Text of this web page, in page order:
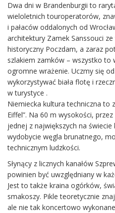
Dwa dni w Brandenburgii to
wieloletnich touroperatorów,
i pałaców oddalonych od
architektury Zamek Sanssouci
historyczny Poczdam, a zaraz
szlakiem zamków – wszystko to
ogromne wrażenie. Uczmy się
wykorzystywać biała flotę i
w turystyce .
Niemiecka kultura techniczna to
Eiffel”. Na 60 m wysokości,
jednej z największych na
wydobycie węgla brunatnego,
technicznym ludzkości.
Słynący z licznych kanałów
powinien być uwzględniany w
Jest to także kraina ogórków,
smakoszy. Pikle teoretycznie
ale nie tak koncertowo